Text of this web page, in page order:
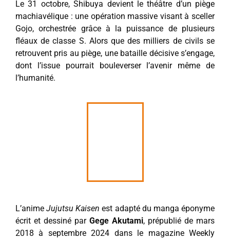
Le 31 octobre, Shibuya devient le théâtre d’un piège
machiavélique : une opération massive visant à sceller
Gojo, orchestrée grâce à la puissance de plusieurs
fléaux de classe S. Alors que des milliers de civils se
retrouvent pris au piège, une bataille décisive s’engage,
dont l’issue pourrait bouleverser l’avenir même de
l’humanité.
L’anime Jujutsu Kaisen est adapté du manga éponyme
écrit et dessiné parGege Akutami, prépublié de mars
2018 à septembre 2024 dans le magazine Weekly